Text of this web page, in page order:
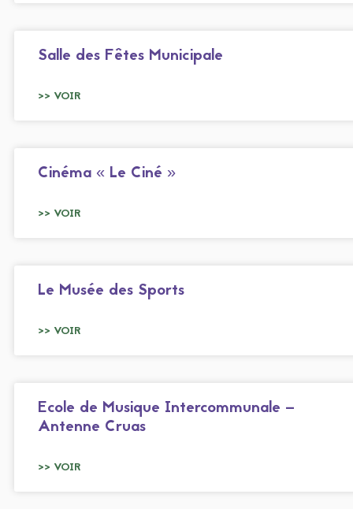
Salle des Fêtes Municipale
>> VOIR
Cinéma « Le Ciné »
>> VOIR
Le Musée des Sports
>> VOIR
Ecole de Musique Intercommunale –
Antenne Cruas
>> VOIR